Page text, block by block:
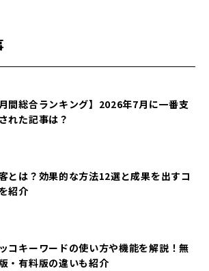
月間総合ランキング】2026年7月に一番支
れた記事は？
とは？効果的な方法12選と成果を出すコ
紹介
コキーワードの使い方や機能を解説！無
・有料版の違いも紹介